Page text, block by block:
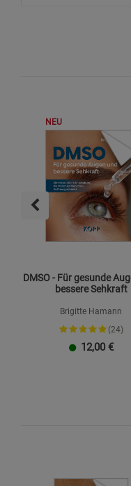
NEU
DMSO - Für gesunde
bessere Sehkraft
Brigitte Hamann
(24)
12,00 €